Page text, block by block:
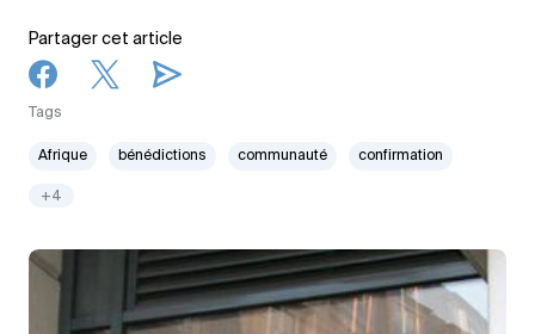
Partager cet article
Tags
Afrique bénédictions communauté confirmation
+4